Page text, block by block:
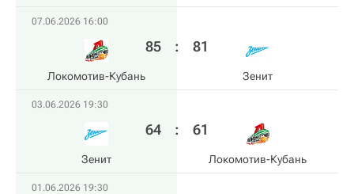
07.06.2026 16:00
Локомотив-Кубань
85 : 81
Зенит
03.06.2026 19:30
Зенит
64 : 61
Локомотив-Кубань
01.06.2026 19:30